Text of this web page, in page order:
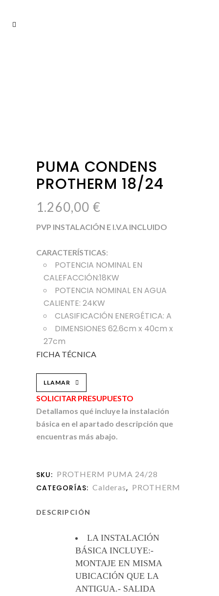
PUMA CONDENS
PROTHERM 18/24
1.260,00 €
PVP INSTALACIÓN E I.V.A INCLUIDO
CARACTERÍSTICAS:
POTENCIA NOMINAL EN
CALEFACCIÓN:18KW
POTENCIA NOMINAL EN AGUA
CALIENTE: 24KW
CLASIFICACIÓN ENERGÉTICA: A
DIMENSIONES 62.6cm x 40cm x
27cm
FICHA TÉCNICA
LLAMAR
SOLICITAR PRESUPUESTO
Detallamos qué incluye la instalación
básica en el apartado descripción que
encuentras más abajo.
SKU: PROTHERM PUMA 24/28
CATEGORÍAS: Calderas, PROTHERM
DESCRIPCIÓN
LA INSTALACIÓN
BÁSICA INCLUYE:-
MONTAJE EN MISMA
UBICACIÓN QUE LA
ANTIGUA.- SALIDA